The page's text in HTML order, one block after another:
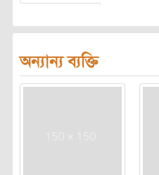
অন্যান্য ব্যক্তি